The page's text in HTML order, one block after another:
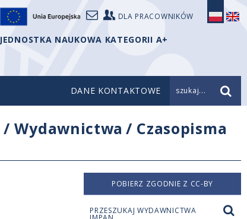
DLA PRACOWNIKÓW
JEDNOSTKA NAUKOWA KATEGORII A+
DANE KONTAKTOWE szukaj...
/Wydawnictwa / Czasopisma
POBIERZ ZGODNIE Z CC-BY
PRZESZUKAJ WYDAWNICTWA